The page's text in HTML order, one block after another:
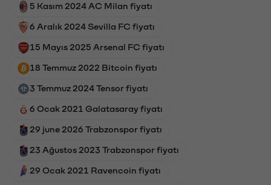
5 Kasım 2024 AC Milan fiyatı
6 Aralık 2024 Sevilla FC fiyatı
15 Mayıs 2025 Arsenal FC fiyatı
18 Temmuz 2022 Bitcoin fiyatı
3 Temmuz 2024 Tensor fiyatı
6 Ocak 2021 Galatasaray fiyatı
29 june 2026 Trabzonspor fiyatı
23 Ağustos 2023 Trabzonspor fiyatı
29 Ocak 2021 Ravencoin fiyatı